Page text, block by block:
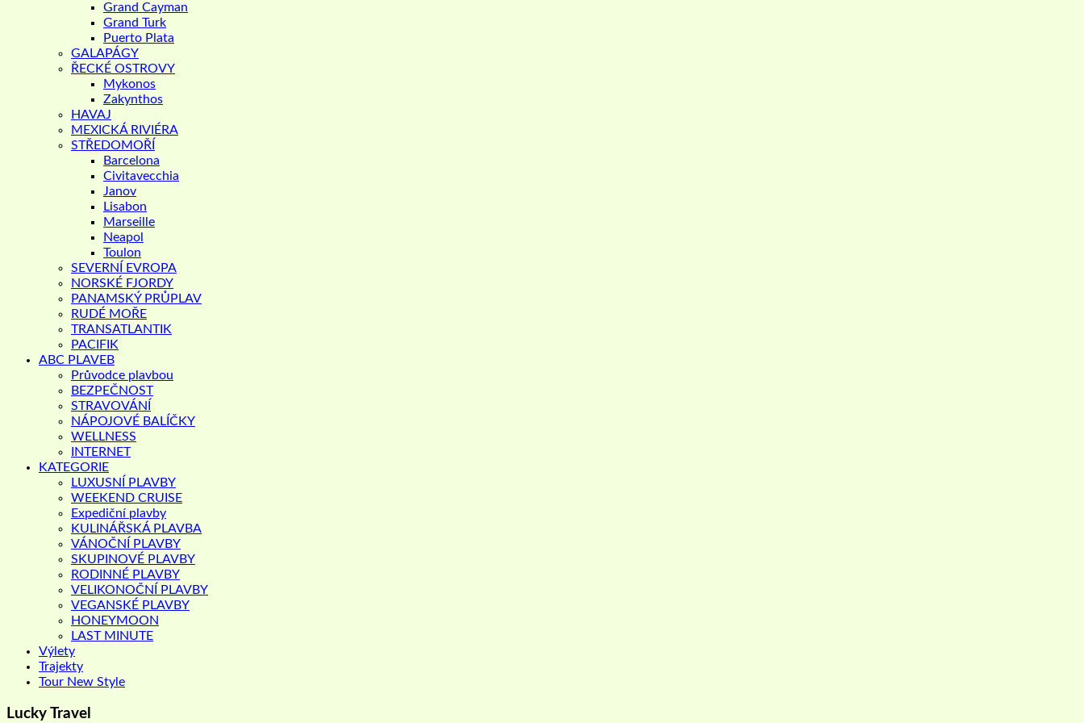
Grand Cayman
Grand Turk
Puerto Plata
GALAPÁGY
ŘECKÉ OSTROVY
Mykonos
Zakynthos
HAVAJ
MEXICKÁ RIVIÉRA
STŘEDOMOŘÍ
Barcelona
Civitavecchia
Janov
Lisabon
Marseille
Neapol
Toulon
SEVERNÍ EVROPA
NORSKÉ FJORDY
PANAMSKÝ PRŮPLAV
RUDÉ MOŘE
TRANSATLANTIK
PACIFIK
ABC PLAVEB
Průvodce plavbou
BEZPEČNOST
STRAVOVÁNÍ
NÁPOJOVÉ BALÍČKY
WELLNESS
INTERNET
KATEGORIE
LUXUSNÍ PLAVBY
WEEKEND CRUISE
Expediční plavby
KULINÁŘSKÁ PLAVBA
VÁNOČNÍ PLAVBY
SKUPINOVÉ PLAVBY
RODINNÉ PLAVBY
VELIKONOČNÍ PLAVBY
VEGANSKÉ PLAVBY
HONEYMOON
LAST MINUTE
Výlety
Trajekty
Tour New Style
Lucky Travel